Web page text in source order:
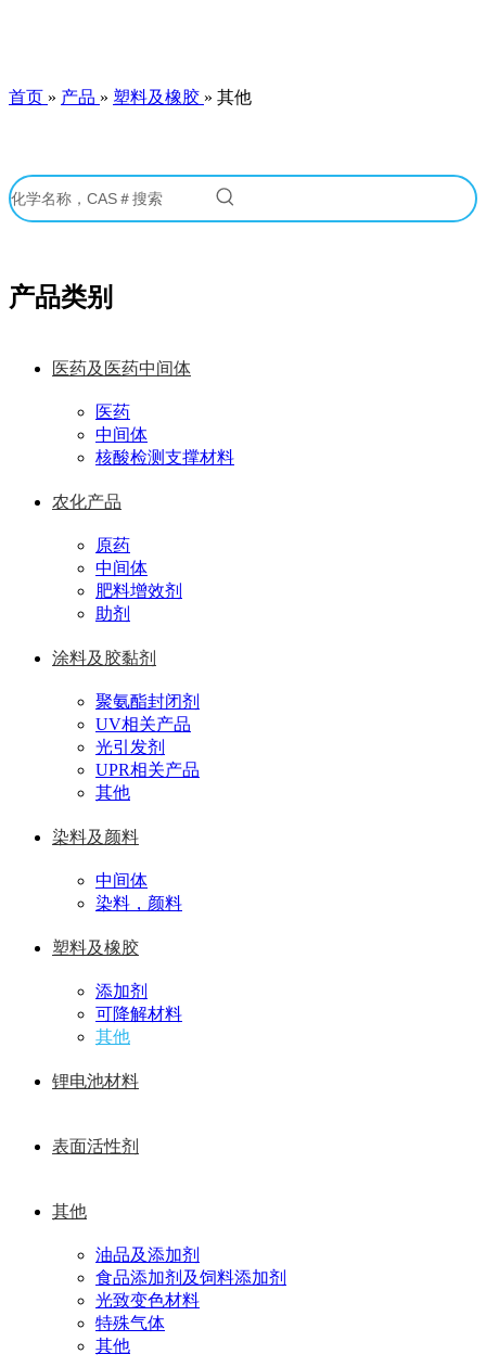
首页 » 产品 » 塑料及橡胶 » 其他
产品类别
医药及医药中间体
医药
中间体
核酸检测支撑材料
农化产品
原药
中间体
肥料增效剂
助剂
涂料及胶黏剂
聚氨酯封闭剂
UV相关产品
光引发剂
UPR相关产品
其他
染料及颜料
中间体
染料，颜料
塑料及橡胶
添加剂
可降解材料
其他
锂电池材料
表面活性剂
其他
油品及添加剂
食品添加剂及饲料添加剂
光致变色材料
特殊气体
其他